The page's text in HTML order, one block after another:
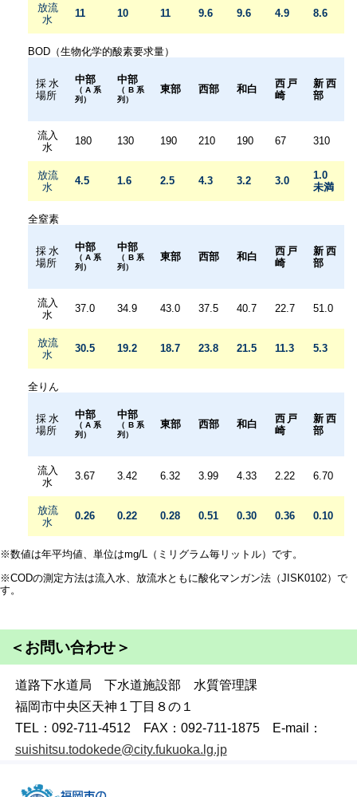
放流
水
11 10 11 9.6 9.6 4.9 8.6
BOD（生物化学的酸素要求量）
採水
場所
中部
（A系
列）
中部
（B系
列）
東部 西部 和白
西戸
崎
新西
部
流入
水
180 130 190 210 190 67 310
放流
水
4.5 1.6 2.5 4.3 3.2 3.0
1.0
未満
全窒素
採水
場所
中部
（A系
列）
中部
（B系
列）
東部 西部 和白
西戸
崎
新西
部
流入
水
37.0 34.9 43.0 37.5 40.7 22.7 51.0
放流
水
30.5 19.2 18.7 23.8 21.5 11.3 5.3
全りん
採水
場所
中部
（A系
列）
中部
（B系
列）
東部 西部 和白
西戸
崎
新西
部
流入
水
3.67 3.42 6.32 3.99 4.33 2.22 6.70
放流
水
0.26 0.22 0.28 0.51 0.30 0.36 0.10
※数値は年平均値、単位はmg/L（ミリグラム毎リットル）です。
※CODの測定方法は流入水、放流水ともに酸化マンガン法（JISK0102）で
す。
＜お問い合わせ＞
道路下水道局 下水道施設部 水質管理課
福岡市中央区天神１丁目８の１
TEL：092-711-4512 FAX：092-711-1875 E-mail：
suishitsu.todokede@city.fukuoka.lg.jp